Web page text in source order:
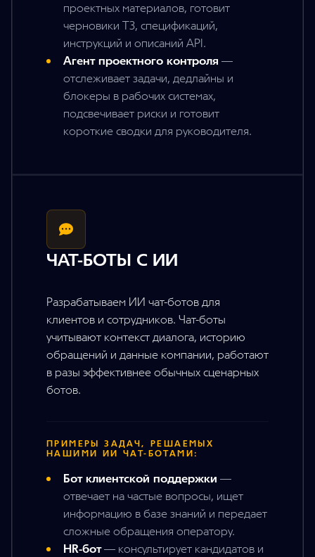
проектных материалов, готовит
черновики ТЗ, спецификаций,
инструкций и описаний API.
Агент проектного контроля —
отслеживает задачи, дедлайны и
блокеры в рабочих системах,
подсвечивает риски и готовит
короткие сводки для руководителя.
ЧАТ-БОТЫ С ИИ
Разрабатываем ИИ чат-ботов для
клиентов и сотрудников. Чат-боты
учитывают контекст диалога, историю
обращений и данные компании, работают
в разы эффективнее обычных сценарных
ботов.
ПРИМЕРЫ ЗАДАЧ, РЕШАЕМЫХ
НАШИМИ ИИ ЧАТ-БОТАМИ:
Бот клиентской поддержки —
отвечает на частые вопросы, ищет
информацию в базе знаний и передает
сложные обращения оператору.
HR-бот— консультирует кандидатов и